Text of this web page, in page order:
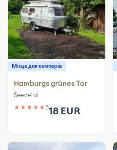
Місце для кемперів
Hamburgs grünes Tor
Seevetal
★ ★ ★ ★ ★518 EUR